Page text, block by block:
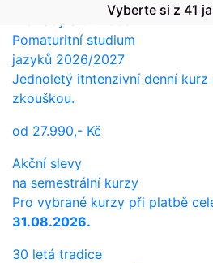
Překlady a tlumočení
Vyberte si z 41
Pomaturitní studium
jazyků 2026/2027
Jednoletý itntenzivní denní kurz
zkouškou.
od 27.990,- Kč
Akční slevy
na semestrální kurzy
Pro vybrané kurzy při platbě
31.08.2026.
30 letá tradice